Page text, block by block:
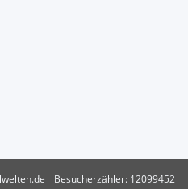
Besucherzähler: 12099452